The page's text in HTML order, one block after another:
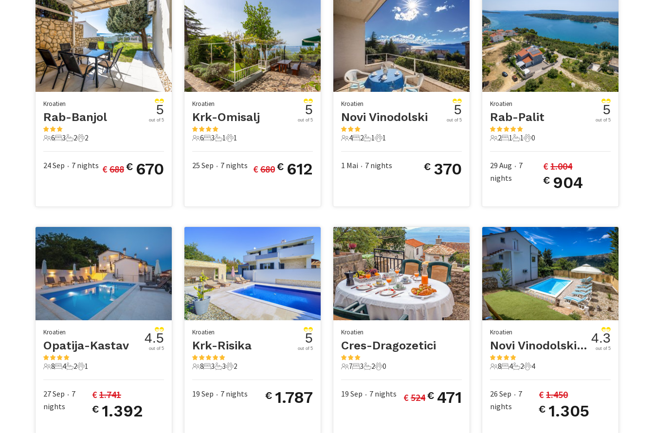
Kroatien
Rab-Banjol
6 Gäste
6
3 Schlafzimmer
3
2 Badezimmer
2
2 Haustiere
2
5
out of 5
24 Sep • 7 nights € 688€ 670
Kroatien
Krk-Omisalj
6 Gäste
6
3 Schlafzimmer
3
1 Badezimmer
1
1 Haustier
1
5
out of 5
25 Sep • 7 nights € 680€ 612
Kroatien
Novi Vinodolski
4 Gäste
4
2 Schlafzimmer
2
1 Badezimmer
1
1 Haustier
1
5
out of 5
1 Mai • 7 nights € 370
Kroatien
Rab-Palit
2 Gäste
2
1 Schlafzimmer
1
1 Badezimmer
1
0 Haustiere
0
5
out of 5
29 Aug • 7
nights
€ 1.004
€ 904
Kroatien
Opatija-Kastav
8 Gäste
8
4 Schlafzimmer
4
2 Badezimmer
2
1 Haustier
1
4.5
out of 5
27 Sep • 7
nights
€ 1.741
€ 1.392
Kroatien
Krk-Risika
8 Gäste
8
3 Schlafzimmer
3
3 Badezimmer
3
2 Haustiere
2
5
out of 5
19 Sep • 7 nights € 1.787
Kroatien
Cres-Dragozetici
7 Gäste
7
3 Schlafzimmer
3
2 Badezimmer
2
0 Haustiere
0
19 Sep • 7 nights € 524€ 471
Kroatien
Novi Vinodolski-Bribir
8 Gäste
8
4 Schlafzimmer
4
2 Badezimmer
2
4 Haustiere
4
4.3
out of 5
26 Sep • 7
nights
€ 1.450
€ 1.305